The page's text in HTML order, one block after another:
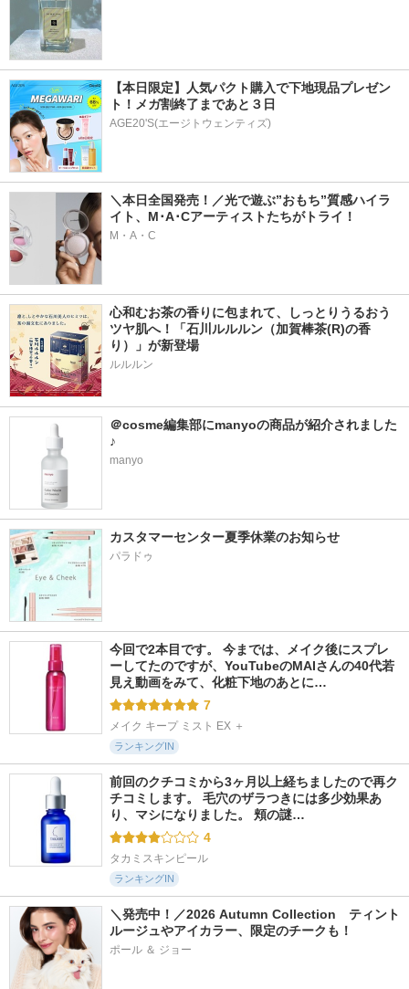
【本日限定】人気パクト購入で下地現品プレゼン
ト！メガ割終了まであと３日
AGE20'S(エージトウェンティズ)
＼本日全国発売！／光で遊ぶ”おもち”質感ハイラ
イト、M･A･Cアーティストたちがトライ！
M・A・C
心和むお茶の香りに包まれて、しっとりうるおう
ツヤ肌へ！「石川ルルルン（加賀棒茶(R)の香
り）」が新登場
＠cosme編集部にmanyoの商品が紹介されました
♪
manyo
カスタマーセンター夏季休業のお知らせ
パラドゥ
今回で2本目です。 今までは、メイク後にスプレ
ーしてたのですが、YouTubeのMAIさんの40代若
見え動画をみて、化粧下地のあとに…
7
メイク キープ ミスト EX ＋
ランキングIN
前回のクチコミから3ヶ月以上経ちましたので再ク
チコミします。 毛穴のザラつきには多少効果あ
り、マシになりました。 頬の謎…
4
タカミスキンピール
ランキングIN
＼発売中！／2026 Autumn Collection　ティント
ルージュやアイカラー、限定のチークも！
ポール ＆ ジョー